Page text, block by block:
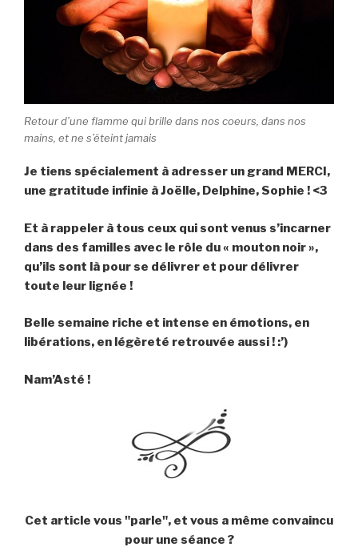
Retour d’une flamme qui brille dans nos coeurs, dans nos
mains, et ne s’éteint jamais
Je tiens spécialement à adresser un grand MERCI,
une gratitude infinie à Joëlle, Delphine, Sophie ! <3
Et à rappeler à tous ceux qui sont venus s’incarner
dans des familles avec le rôle du « mouton noir »,
qu’ils sont là pour se délivrer et pour délivrer
toute leur lignée !
Belle semaine riche et intense en émotions, en
libérations, en légèreté retrouvée aussi ! :’)
Nam’Asté !
Cet article vous "parle", et vous a même convaincu
pour une séance ?